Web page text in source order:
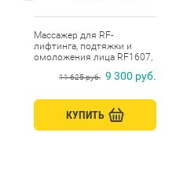
Массажер для RF-
лифтинга, подтяжки и
омоложения лица RF1607,
11 625 руб. 9 300 руб.
КУПИТЬ